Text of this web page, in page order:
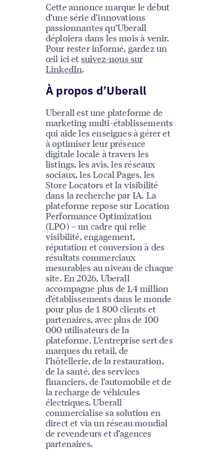
Cette annonce marque le début
d’une série d’innovations
passionnantes qu’Uberall
déploiera dans les mois à venir.
Pour rester informé, gardez un
œil ici et suivez-nous sur
LinkedIn.
À propos d’Uberall
Uberall est une plateforme de
marketing multi-établissements
qui aide les enseignes à gérer et
à optimiser leur présence
digitale locale à travers les
listings, les avis, les réseaux
sociaux, les Local Pages, les
Store Locators et la visibilité
dans la recherche par IA. La
plateforme repose sur Location
Performance Optimization
(LPO) – un cadre qui relie
visibilité, engagement,
réputation et conversion à des
résultats commerciaux
mesurables au niveau de chaque
site. En 2026, Uberall
accompagne plus de 1,4 million
d’établissements dans le monde
pour plus de 1 800 clients et
partenaires, avec plus de 100
000 utilisateurs de la
plateforme. L’entreprise sert des
marques du retail, de
l’hôtellerie, de la restauration,
de la santé, des services
financiers, de l’automobile et de
la recharge de véhicules
électriques. Uberall
commercialise sa solution en
direct et via un réseau mondial
de revendeurs et d’agences
partenaires.